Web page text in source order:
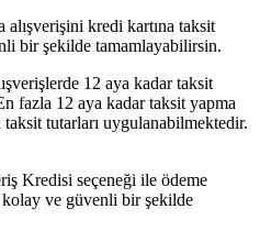
kredi kartına taksit
bir şekilde tamamlayabilirsin.
12 aya kadar taksit
fazla 12 aya kadar taksit yapma
taksit tutarları uygulanabilmektedir.
Kredisi seçeneği ile ödeme
kolay ve güvenli bir şekilde